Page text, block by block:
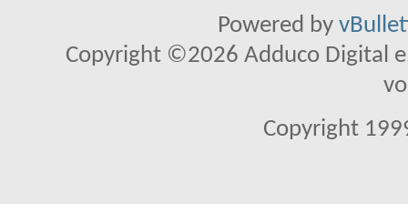
Powered by
Copyright ©2026 Adduco Digital
Copyright